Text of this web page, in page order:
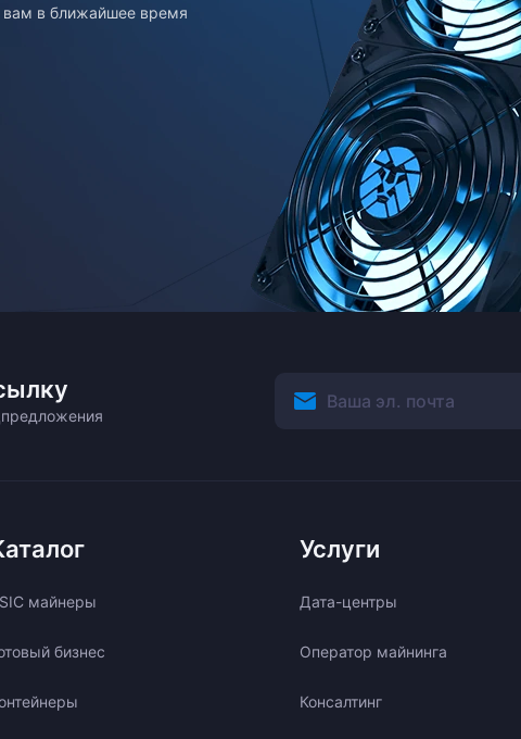
вам в ближайшее время
майнеры
бизнес
Услуги
Дата-центры
Оператор майнинга
Консалтинг